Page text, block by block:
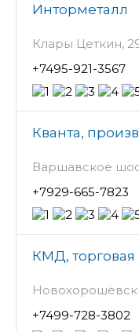
Инторметалл
Клары Цеткин,
+7495-921-3567
Кванта,
Варшавское
+7929-665-7823
КМД,
+7499-728-3802